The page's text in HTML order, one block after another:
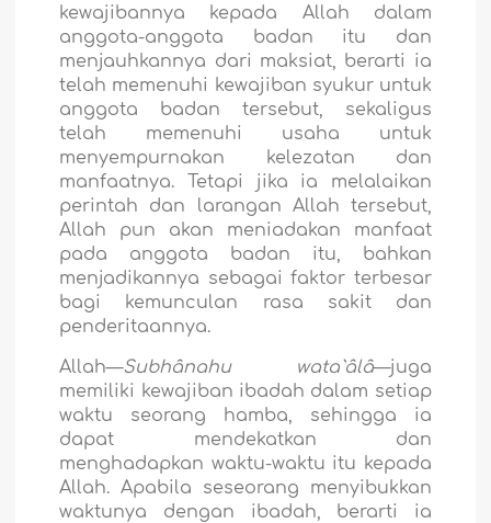
kewajibannya kepada Allah dalam
anggota-anggota badan itu dan
menjauhkannya dari maksiat, berarti ia
telah memenuhi kewajiban syukur untuk
anggota badan tersebut, sekaligus
telah memenuhi usaha untuk
menyempurnakan kelezatan dan
manfaatnya. Tetapi jika ia melalaikan
perintah dan larangan Allah tersebut,
Allah pun akan meniadakan manfaat
pada anggota badan itu, bahkan
menjadikannya sebagai faktor terbesar
bagi kemunculan rasa sakit dan
penderitaannya.
Allah—Subhânahu wata`âlâ—juga
memiliki kewajiban ibadah dalam setiap
waktu seorang hamba, sehingga ia
dapat mendekatkan dan
menghadapkan waktu-waktu itu kepada
Allah. Apabila seseorang menyibukkan
waktunya dengan ibadah, berarti ia